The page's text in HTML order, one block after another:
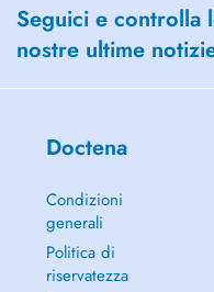
Seguici e controlla
nostre ultime
Doctena
Condizioni
generali
Politica di
riservatezza